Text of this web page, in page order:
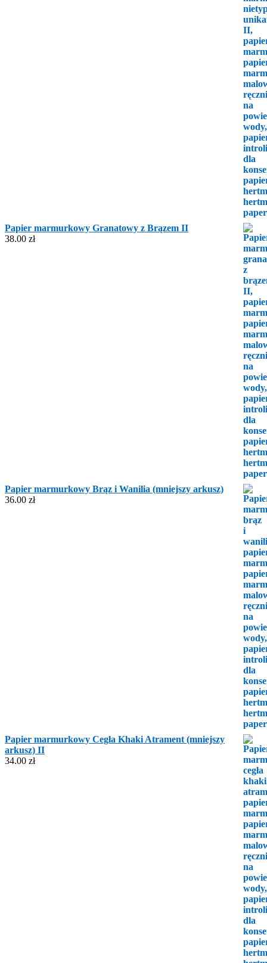
Papier marmurkowy Granatowy z Brązem II
38.00 zł
Papier marmurkowy Brąz i Wanilia (mniejszy arkusz)
36.00 zł
Papier marmurkowy Cegła Khaki Atrament (mniejszy
arkusz) II
34.00 zł